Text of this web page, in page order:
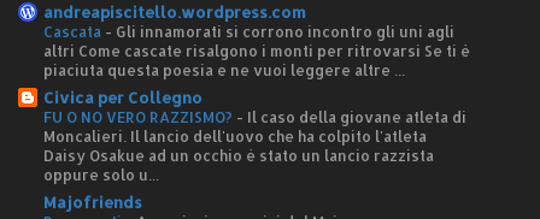
andreapiscitello.wordpress.com
Cascata - Gli innamorati si corrono incontro gli uni agli
altri Come cascate risalgono i monti per ritrovarsi Se ti è
piaciuta questa poesia e ne vuoi leggere altre ...
Civica per Collegno
FU O NO VERO RAZZISMO? - Il caso della giovane atleta di
Moncalieri. Il lancio dell'uovo che ha colpito l'atleta
Daisy Osakue ad un occhio è stato un lancio razzista
oppure solo u...
Majofriends